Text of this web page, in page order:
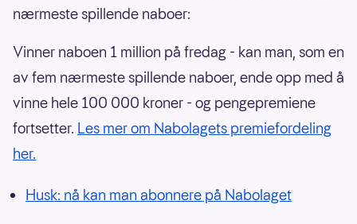
nærmeste spillende naboer:
Vinner naboen 1 million på fredag - kan man, som en
av fem nærmeste spillende naboer, ende opp med å
vinne hele 100 000 kroner - og pengepremiene
fortsetter. Les mer om Nabolagets premiefordeling
her.
Husk: nå kan man abonnere på Nabolaget